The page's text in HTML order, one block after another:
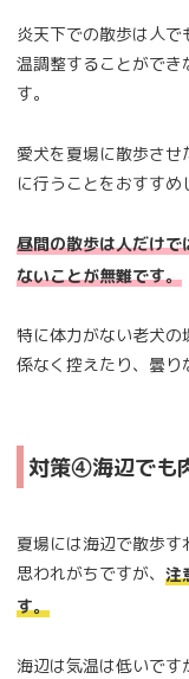
炎天下での散歩は人
温調整することができ
す。
愛犬を夏場に散歩さ
に行うことをおすすめ
昼間の散歩は人だけ
ないことが無難です。
特に体力がない老犬の
係なく控えたり、曇り
対策④海辺でも
夏場には海辺で散歩
思われがちですが、 注
す。
海辺は気温は低いで